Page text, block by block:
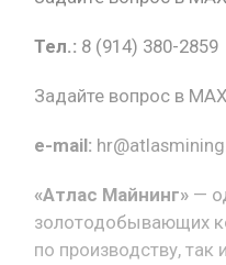
Тел.: 8 (914) 380-2859
Задайте вопрос в MAX
e-mail:
«Атлас Майнинг» —
золотодобывающих
по производству,